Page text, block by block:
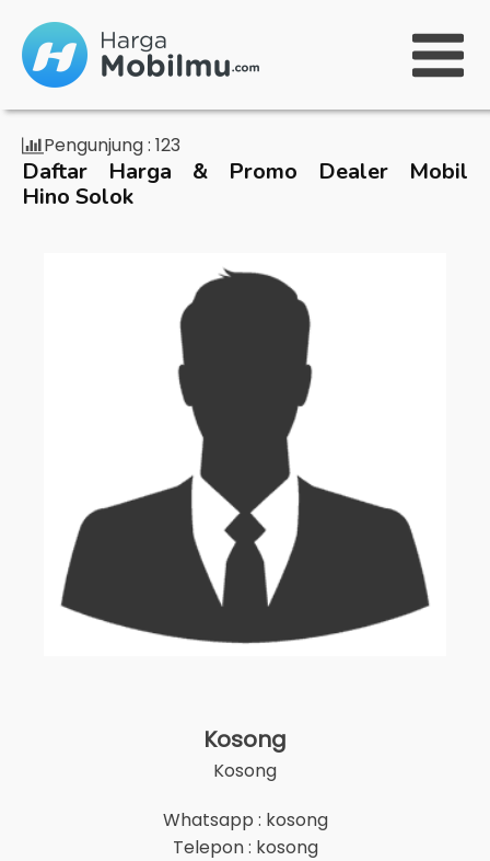
Pengunjung : 123
Daftar Harga & Promo Dealer Mobil
Hino Solok
Kosong
Kosong
Whatsapp : kosong
Telepon : kosong